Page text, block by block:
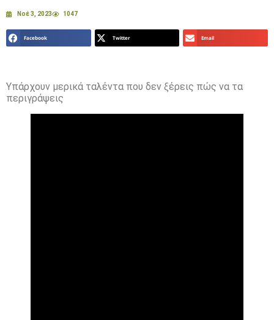
Νοέ 3, 2023 1047
Facebook Twitter Email
Υπάρχουν μερικά ταλέντα που δεν ξέρεις πώς να τα
περιγράψεις